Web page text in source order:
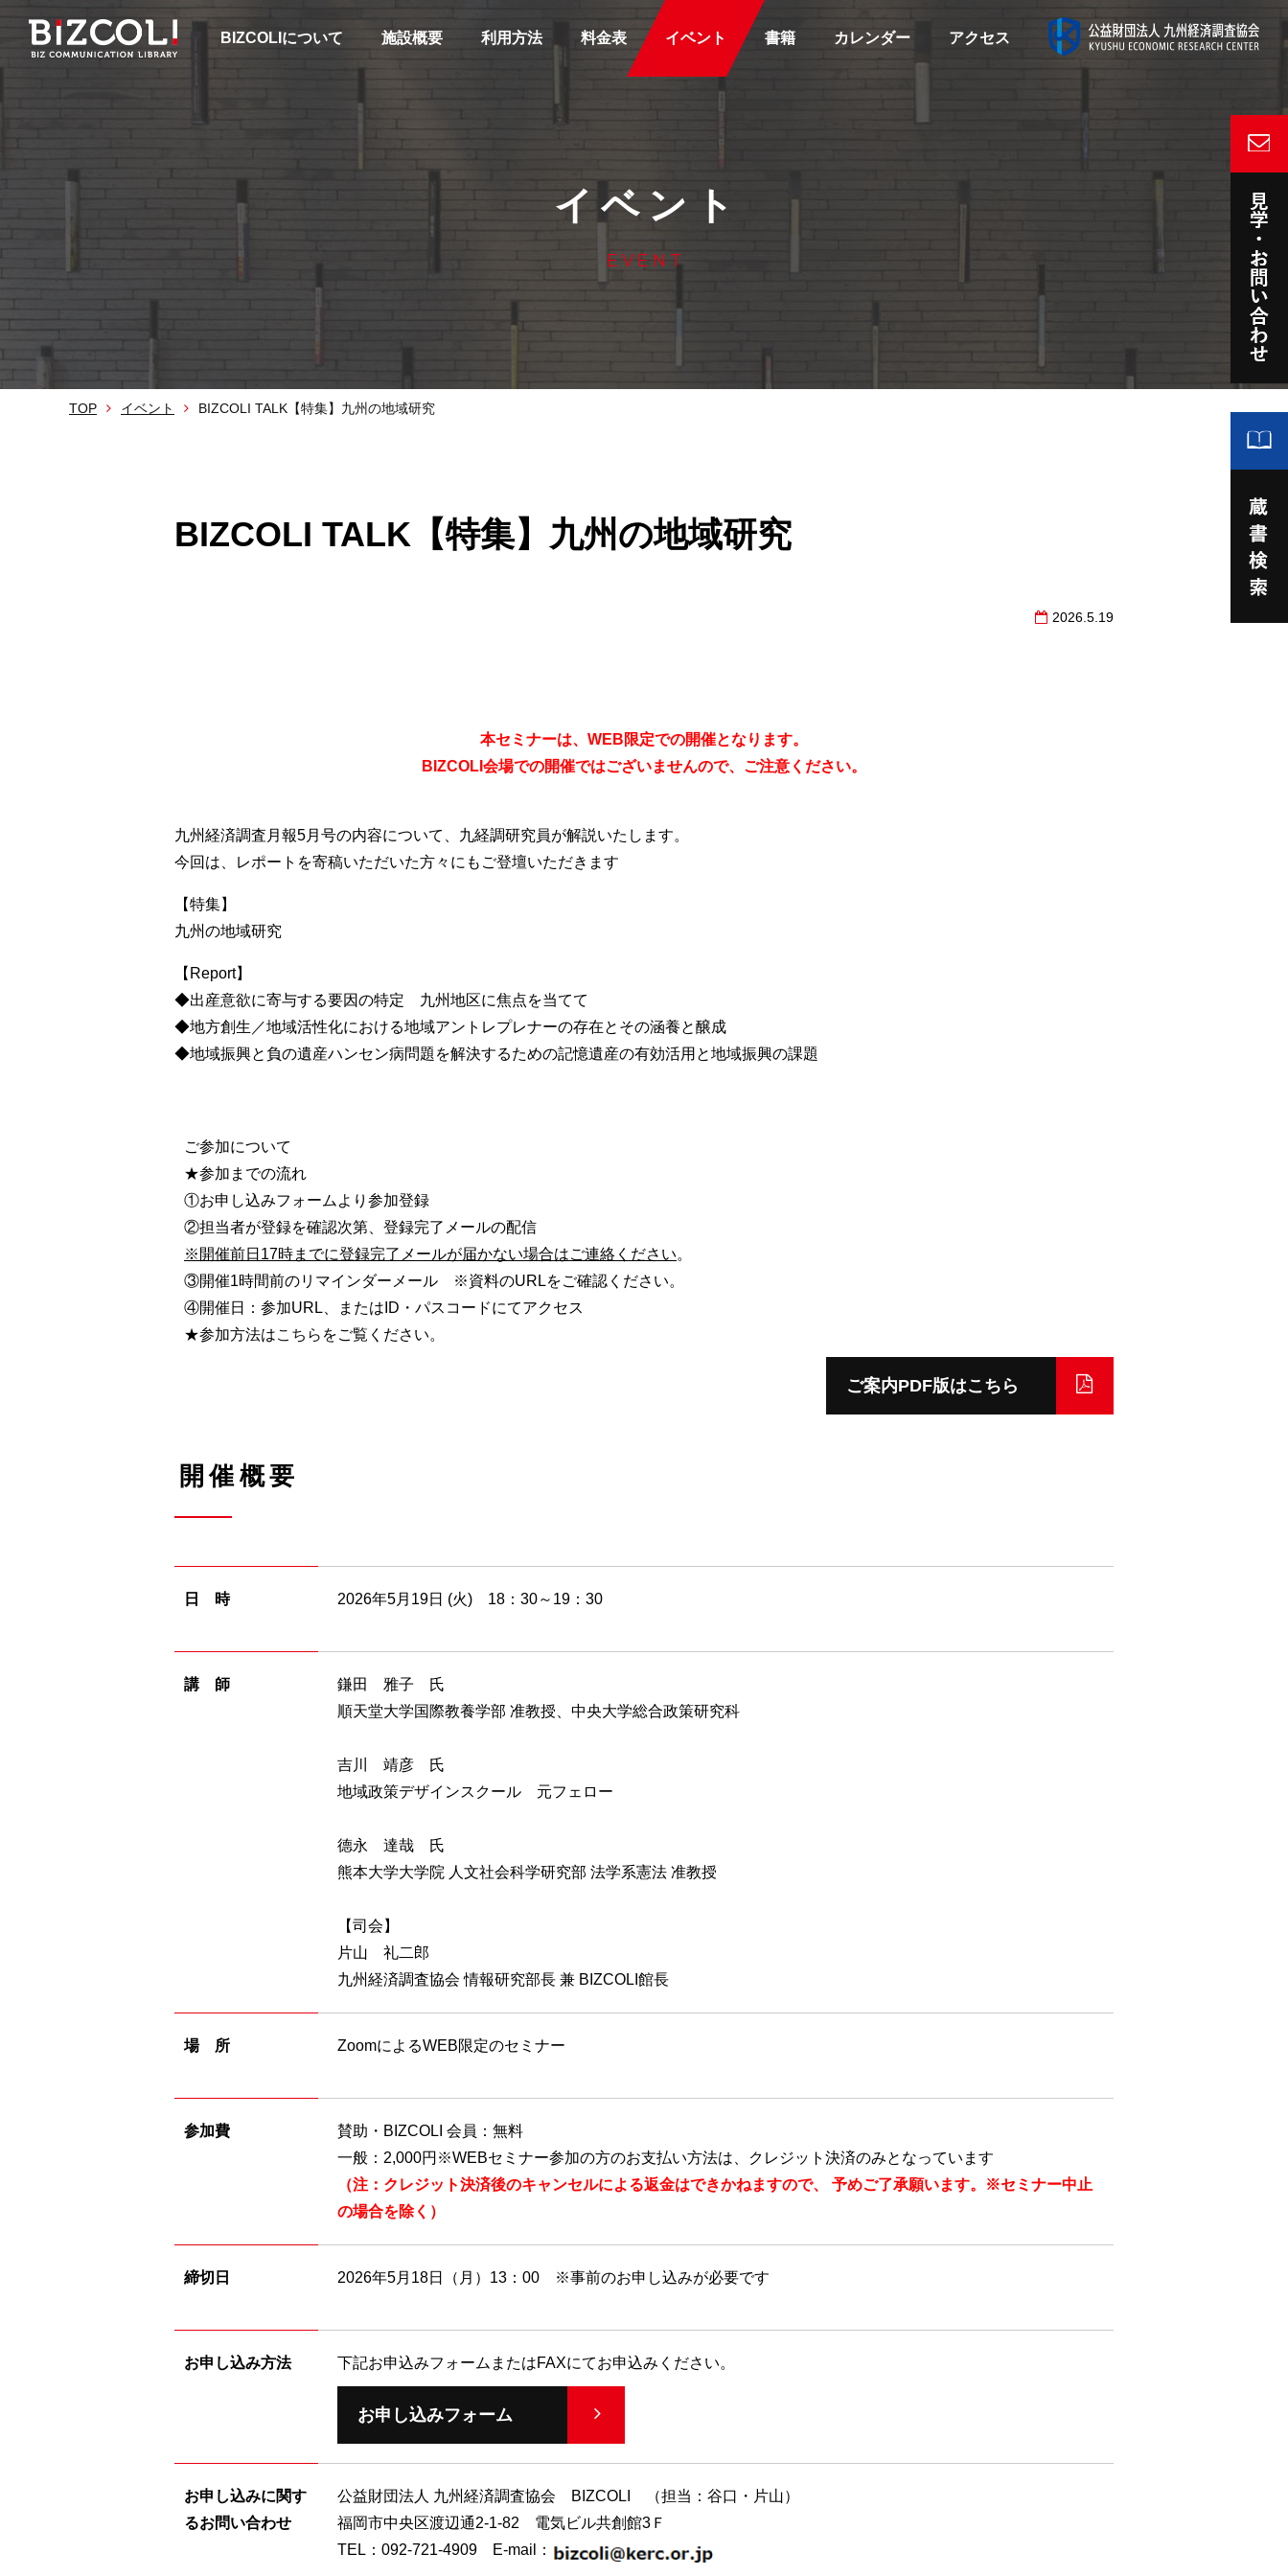
BIZCOLIについて 施設概要 利用方法 料金表 イベント 書籍 カレンダー アクセス
イベント
EVENT
TOP イベント BIZCOLI TALK【特集】九州の地域研究
BIZCOLI TALK【特集】九州の地域研究
2026.5.19
本セミナーは、WEB限定での開催となります。
BIZCOLI会場での開催ではございませんので、ご注意ください。
九州経済調査月報5月号の内容について、九経調研究員が解説いたします。
今回は、レポートを寄稿いただいた方々にもご登壇いただきます
【特集】
九州の地域研究
【Report】
◆出産意欲に寄与する要因の特定 九州地区に焦点を当てて
◆地方創生／地域活性化における地域アントレプレナーの存在とその涵養と醸成
◆地域振興と負の遺産ハンセン病問題を解決するための記憶遺産の有効活用と地域振興の課題
ご参加について
★参加までの流れ
①お申し込みフォームより参加登録
②担当者が登録を確認次第、登録完了メールの配信
※開催前日17時までに登録完了メールが届かない場合はご連絡ください。
③開催1時間前のリマインダーメール ※資料のURLをご確認ください。
④開催日：参加URL、またはID・パスコードにてアクセス
★参加方法はこちら をご覧ください。
ご案内PDF版はこちら
開催概要
日 時 2026年5月19日 (火) 18：30～19：30
講 師
鎌田 雅子 氏
順天堂大学国際教養学部 准教授、中央大学総合政策研究科
吉川 靖彦 氏
地域政策デザインスクール 元フェロー
德永 達哉 氏
熊本大学大学院 人文社会科学研究部 法学系憲法 准教授
【司会】
片山 礼二郎
九州経済調査協会 情報研究部長 兼 BIZCOLI館長
場 所 ZoomによるWEB限定のセミナー
参加費
賛助・BIZCOLI 会員：無料
一般：2,000円※WEBセミナー参加の方のお支払い方法は、クレジット決済のみとなっています
（注：クレジット決済後のキャンセルによる返金はできかねますので、 予めご了承願います。※セミナー中止
の場合を除く）
締切日 2026年5月18日（月）13：00 ※事前のお申し込みが必要です
お申し込み方法 下記お申込みフォームまたはFAXにてお申込みください。
お申し込みフォーム
お申し込みに関す
るお問い合わせ
公益財団法人 九州経済調査協会 BIZCOLI （担当：谷口・片山）
福岡市中央区渡辺通2-1-82 電気ビル共創館3Ｆ
TEL：092-721-4909 E-mail：